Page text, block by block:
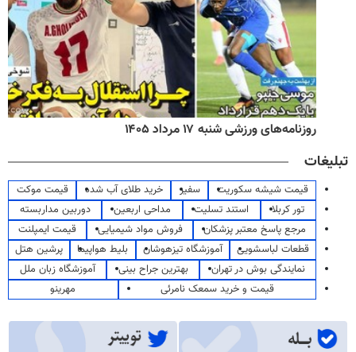
روزنامه‌های ورزشی شنبه ۱۷ مرداد ۱۴۰۵
تبلیغات
قیمت شیشه سکوریت سفیر خرید طلای آب شده
قیمت موکت
تور کربلا
استند تسلیت مداحی اربعین
دوربین مداربسته
مرجع پاسخ معتبر پزشکان
فروش مواد شیمیایی
قیمت ایمپلنت
قطعات لباسشویی
آموزشگاه تیزهوشان بلیط هواپیما
پرشین هتل
نمایندگی بوش در تهران
بهترین جراح بینی
آموزشگاه زبان ملل
قیمت و خرید سمعک نامرئی
مهرینو